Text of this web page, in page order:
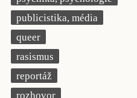
publicistika, média
queer
rasismus
reportáž
rozhovor